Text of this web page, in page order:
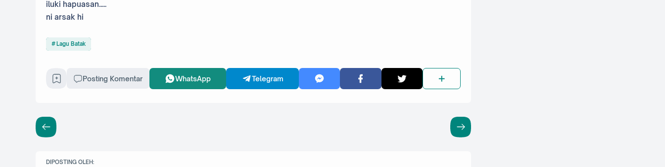
iluki hapuasan.....
ni arsak hi
Lagu Batak
Posting Komentar WhatsApp Telegram
DIPOSTING OLEH: